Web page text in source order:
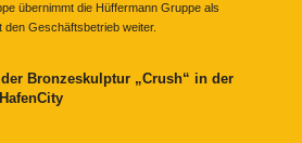
übernimmt die Hüffermann Gruppe als
Geschäftsbetrieb weiter.
Bronzeskulptur „Crush“ in der